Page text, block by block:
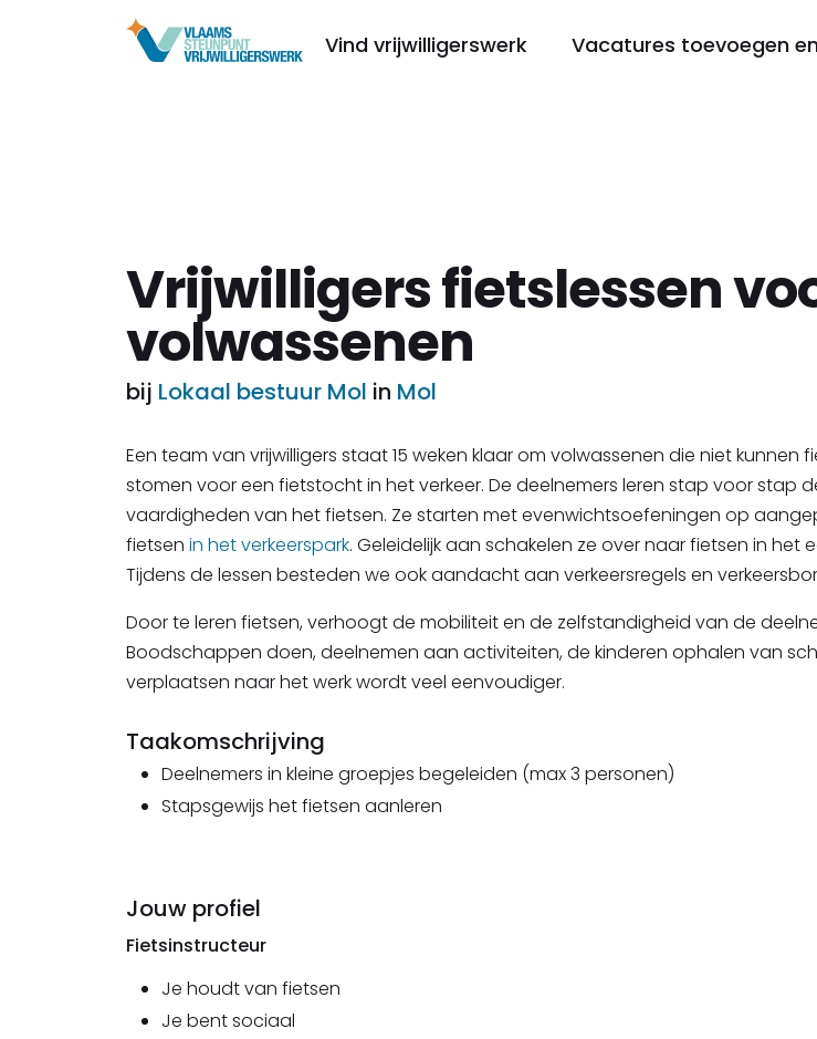
Vind vrijwilligerswerk Vacatures toevoegen
Vrijwilligers fietslessen
volwassenen
bij Lokaal bestuur Mol in Mol
Een team van vrijwilligers staat 15 weken klaar om volwassenen die niet kunnen
stomen voor een fietstocht in het verkeer. De deelnemers leren stap voor stap
vaardigheden van het fietsen. Ze starten met evenwichtsoefeningen op
fietsen in het verkeerspark. Geleidelijk aan schakelen ze over naar fietsen in het
Tijdens de lessen besteden we ook aandacht aan verkeersregels en
Door te leren fietsen, verhoogt de mobiliteit en de zelfstandigheid van de
Boodschappen doen, deelnemen aan activiteiten, de kinderen ophalen van
verplaatsen naar het werk wordt veel eenvoudiger.
Taakomschrijving
Deelnemers in kleine groepjes begeleiden (max 3 personen)
Stapsgewijs het fietsen aanleren
Jouw profiel
Fietsinstructeur
Je houdt van fietsen
Je bent sociaal